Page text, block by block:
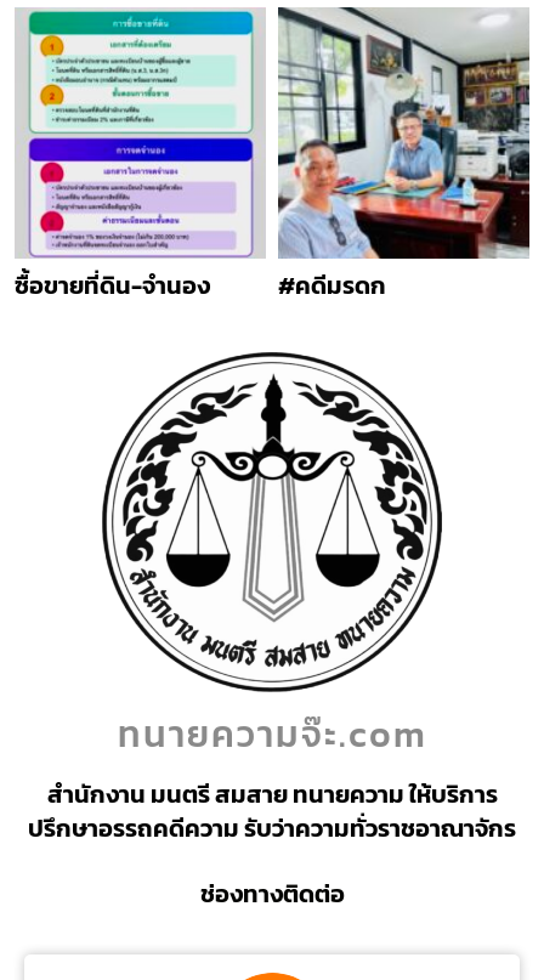
ซื้อขายที่ดิน-จำนอง #คดีมรดก
ทนายความจ๊ะ.com
สำนักงาน มนตรี สมสาย ทนายความ ให้บริการ
ปรึกษาอรรถคดีความ รับว่าความทั่วราชอาณาจักร
ช่องทางติดต่อ